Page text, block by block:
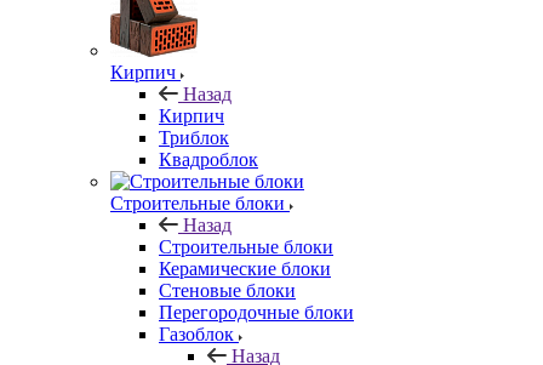
Кирпич
Назад
Кирпич
Триблок
Квадроблок
Строительные блоки
Назад
Строительные блоки
Керамические блоки
Стеновые блоки
Перегородочные блоки
Газоблок
Назад